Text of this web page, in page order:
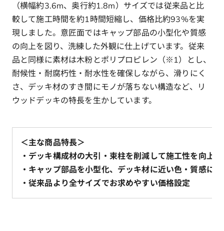
（横幅約3.6m、奥行約1.8m）サイズでは従来品と比
較して施工時間を約1時間短縮し、価格比約93%を実
現しました。意匠面ではキャップ部品の小型化や質感
の向上を図り、洗練した外観に仕上げています。従来
品と同様に素材は木粉とポリプロピレン（※1）とし、
耐候性・耐腐朽性・耐水性を確保しながら、滑りにく
さ、デッキ材のすき間にモノが落ちない構造など、リ
ウッドデッキの特長を生かしています。
＜主な商品特長＞
・デッキ構成材の大引・束柱を削減して施工性を向上
・キャップ部品を小型化、デッキ材に近い色・質感に
・従来品より全サイズでお求めやすい価格設定